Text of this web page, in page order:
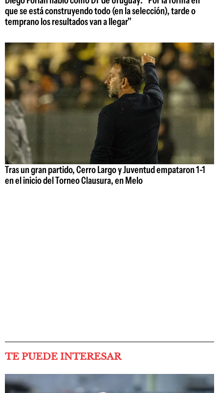
que se está construyendo todo (en la selección), tarde o
temprano los resultados van a llegar"
Tras un gran partido, Cerro Largo y Juventud empataron 1-1
en el inicio del Torneo Clausura, en Melo
TE PUEDE INTERESAR